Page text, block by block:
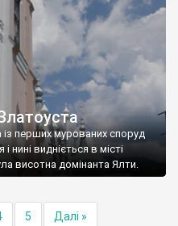
перших мурованих споруд
нині видніється в місті
висотна домінанта Ялти.
5 Далі »